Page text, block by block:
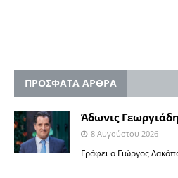
ΠΡΟΣΦΑΤΑ ΑΡΘΡΑ
Άδωνις
8 Αυγούστου 2026
Γράφει ο Γιώργος